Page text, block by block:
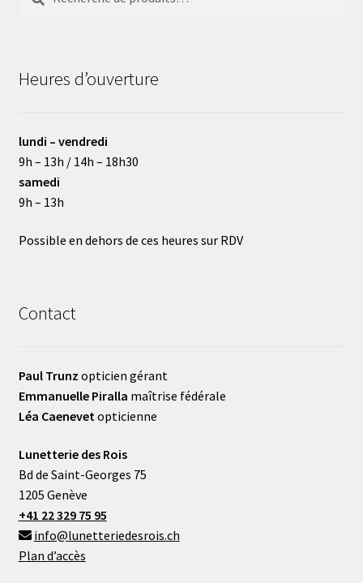
pour :
Heures d’ouverture
lundi – vendredi
9h – 13h / 14h – 18h30
samedi
9h – 13h
Possible en dehors de ces heures sur RDV
Contact
Paul Trunz opticien gérant
Emmanuelle Piralla maîtrise fédérale
Léa Caenevet opticienne
Lunetterie des Rois
Bd de Saint-Georges 75
1205 Genève
+41 22 329 75 95
info@lunetteriedesrois.ch
Plan d’accès